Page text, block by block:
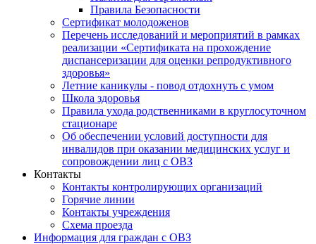
Правила Безопасности
Сертификат молодоженов
Перечень исследований и мероприятий в рамках
реализации «Сертификата на прохождение
диспансеризации для оценки репродуктивного
здоровья»
Летние каникулы - повод отдохнуть с умом
Школа здоровья
Правила ухода родственниками в круглосуточном
стационаре
Об обеспечении условий доступности для
инвалидов при оказании медицинских услуг и
сопровождении лиц с ОВЗ
Контакты
Контакты контролирующих организаций
Горячие линии
Контакты учреждения
Схема проезда
Информация для граждан с ОВЗ